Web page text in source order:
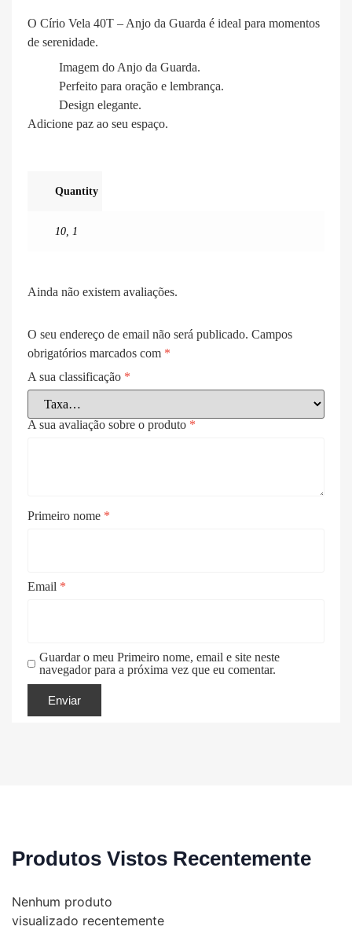
O Círio Vela 40T – Anjo da Guarda é ideal para momentos
de serenidade.
Imagem do Anjo da Guarda.
Perfeito para oração e lembrança.
Design elegante.
Adicione paz ao seu espaço.
Quantity
10, 1
Ainda não existem avaliações.
O seu endereço de email não será publicado. Campos
obrigatórios marcados com *
A sua classificação *
A sua avaliação sobre o produto *
Primeiro nome *
Email *
Guardar o meu Primeiro nome, email e site neste
navegador para a próxima vez que eu comentar.
Produtos Vistos Recentemente
Nenhum produto
visualizado recentemente